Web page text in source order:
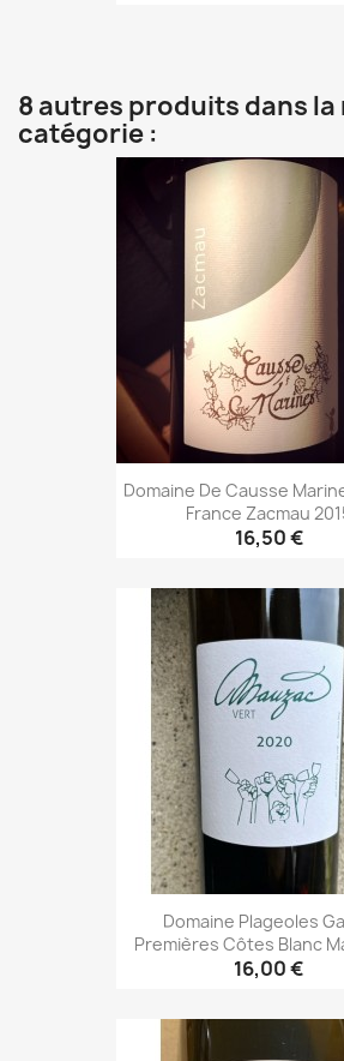
8 autres produits dans la
catégorie :
Domaine De Causse
France Zacmau
16,50 €
Domaine Plageoles
Premières Côtes Blanc
16,00 €